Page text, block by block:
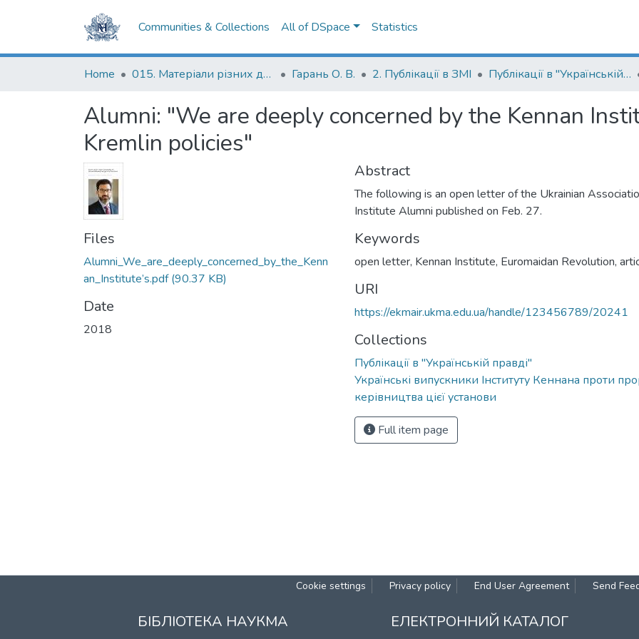
Communities & Collections All of DSpace Statistics
Home 015. Матеріали різних дослідників та організацій Гарань О. В. 2. Публікації в ЗМІ Публікації в "Українській правді"
Alumni: "We are deeply concerned by the Kennan
Kremlin policies"
Files
Alumni_We_are_deeply_concerned_by_the_Kenn
an_Institute’s.pdf(90.37 KB)
Date
2018
Abstract
The following is an open letter of the Ukrainian
Institute Alumni published on Feb. 27.
Keywords
open letter, Kennan Institute, Euromaidan Revolution,
URI
https://ekmair.ukma.edu.ua/handle/123456789/20241
Collections
Публікації в "Українській правді"
Українські випускники Інституту Кеннана проти
керівництва цієї установи
Full item page
Cookie settings Privacy policy End User Agreement Send
БІБЛІОТЕКА НАУКМА ЕЛЕКТРОННИЙ КАТАЛОГ